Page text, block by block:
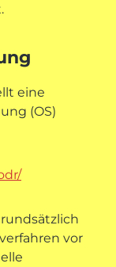
eine
(OS)
vor